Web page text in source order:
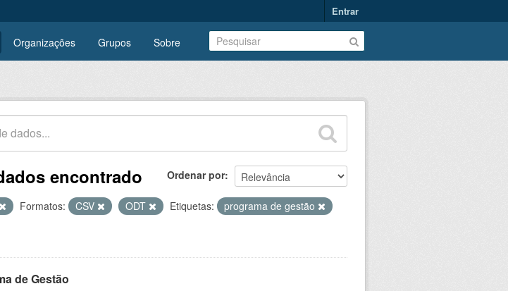
Entrar
Organizações Grupos Sobre
Ordenar por
encontrado
Formatos: CSV ODT Etiquetas:
programa de gestão
de Gestão